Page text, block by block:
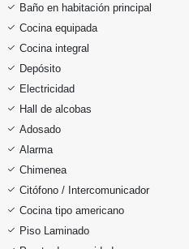
Baño en habitación principal
Cocina equipada
Cocina integral
Depósito
Electricidad
Hall de alcobas
Adosado
Alarma
Chimenea
Citófono / Intercomunicador
Cocina tipo americano
Piso Laminado